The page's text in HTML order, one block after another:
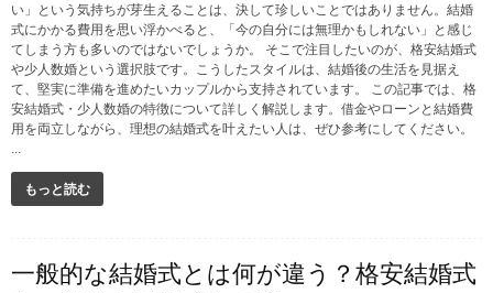
い」という気持ちが芽生えることは、決して珍しいことではありません。結婚
式にかかる費用を思い浮かべると、「今の自分には無理かもしれない」と感じ
てしまう方も多いのではないでしょうか。 そこで注目したいのが、格安結婚式
や少人数婚という選択肢です。こうしたスタイルは、結婚後の生活を見据え
て、堅実に準備を進めたいカップルから支持されています。 この記事では、格
安結婚式・少人数婚の特徴について詳しく解説します。借金やローンと結婚費
用を両立しながら、理想の結婚式を叶えたい人は、ぜひ参考にしてください。
...
もっと読む
一般的な結婚式とは何が違う？格安結婚式